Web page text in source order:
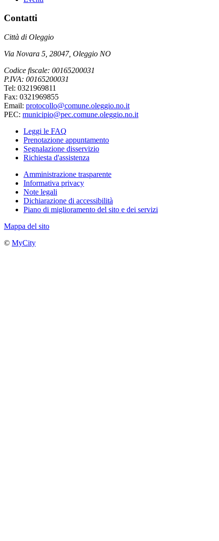
Contatti
Città di Oleggio
Via Novara 5, 28047, Oleggio NO
Codice fiscale: 00165200031
P.IVA: 00165200031
Tel: 0321969811
Fax: 0321969855
Email: protocollo@comune.oleggio.no.it
PEC: municipio@pec.comune.oleggio.no.it
Leggi le FAQ
Prenotazione appuntamento
Segnalazione disservizio
Richiesta d'assistenza
Amministrazione trasparente
Informativa privacy
Note legali
Dichiarazione di accessibilità
Piano di miglioramento del sito e dei servizi
Mappa del sito
© MyCity